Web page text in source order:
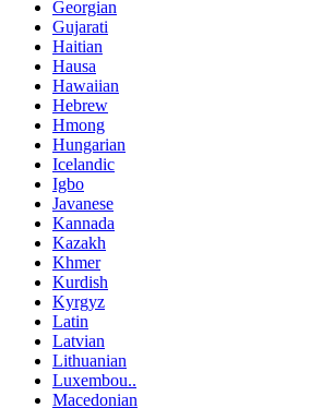
Georgian
Gujarati
Haitian
Hausa
Hawaiian
Hebrew
Hmong
Hungarian
Icelandic
Igbo
Javanese
Kannada
Kazakh
Khmer
Kurdish
Kyrgyz
Latin
Latvian
Lithuanian
Luxembou..
Macedonian